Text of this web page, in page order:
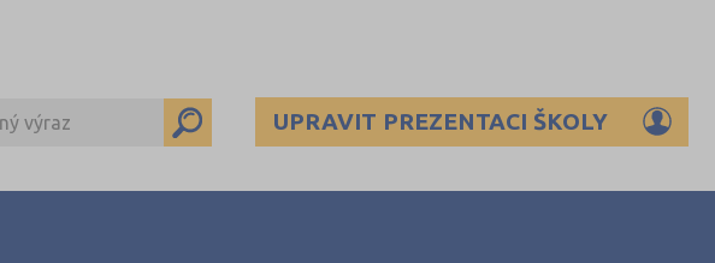
UPRAVIT PREZENTACI ŠKOLY